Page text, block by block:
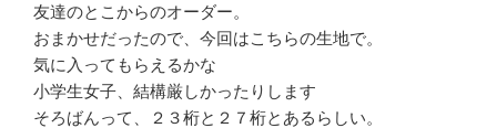
友達のとこからのオーダー。
おまかせだったので、今回はこちらの生地で。
気に入ってもらえるかな
小学生女子、結構厳しかったりします
そろばんって、２３桁と２７桁とあるらしい。